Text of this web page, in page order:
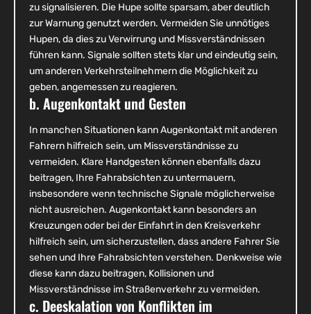
zu signalisieren. Die Hupe sollte sparsam, aber deutlich
zur Warnung genutzt werden. Vermeiden Sie unnötiges
Hupen, da dies zu Verwirrung und Missverständnissen
führen kann. Signale sollten stets klar und eindeutig sein,
um anderen Verkehrsteilnehmern die Möglichkeit zu
geben, angemessen zu reagieren.
b. Augenkontakt und Gesten
In manchen Situationen kann Augenkontakt mit anderen
Fahrern hilfreich sein, um Missverständnisse zu
vermeiden. Klare Handgesten können ebenfalls dazu
beitragen, Ihre Fahrabsichten zu untermauern,
insbesondere wenn technische Signale möglicherweise
nicht ausreichen. Augenkontakt kann besonders an
Kreuzungen oder bei der Einfahrt in den Kreisverkehr
hilfreich sein, um sicherzustellen, dass andere Fahrer Sie
sehen und Ihre Fahrabsichten verstehen. Denkweise wie
diese kann dazu beitragen, Kollisionen und
Missverständnisse im Straßenverkehr zu vermeiden.
c. Deeskalation von Konflikten im